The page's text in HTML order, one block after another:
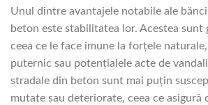
Unul dintre avantajele notabile ale
beton este stabilitatea lor. Acestea sunt
ceea ce le face imune la forțele
puternic sau potențialele acte de
stradale din beton sunt mai puțin
mutate sau deteriorate, ceea ce asigură